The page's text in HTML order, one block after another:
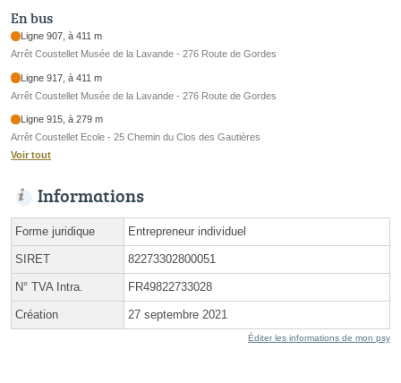
En bus
Ligne 907, à 411 m
Arrêt Coustellet Musée de la Lavande - 276 Route de Gordes
Ligne 917, à 411 m
Arrêt Coustellet Musée de la Lavande - 276 Route de Gordes
Ligne 915, à 279 m
Arrêt Coustellet Ecole - 25 Chemin du Clos des Gautières
Voir tout
Informations
Forme juridique Entrepreneur individuel
SIRET 82273302800051
N° TVA Intra. FR49822733028
Création 27 septembre 2021
Éditer les informations de mon psy